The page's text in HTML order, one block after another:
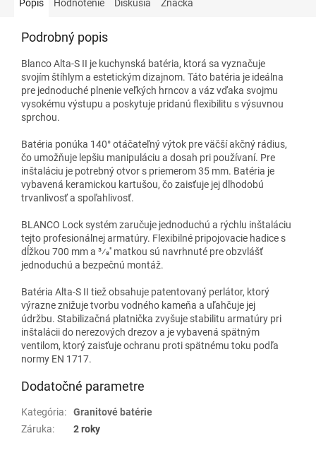
Popis Hodnotenie Diskusia Značka
Podrobný popis
BlancoAlta-S II je kuchynská batéria, ktorá sa vyznačuje
svojím štíhlym a estetickým dizajnom. Táto batéria je ideálna
pre jednoduché plnenie veľkých hrncov a váz vďaka svojmu
vysokému výstupu a poskytuje pridanú flexibilitu svýsuvnou
sprchou.
Batéria ponúka 140° otáčateľný výtok pre väčší akčný rádius,
čo umožňuje lepšiu manipuláciu a dosah pri používaní. Pre
inštaláciu je potrebný otvor s priemerom35 mm. Batéria je
vybavená keramickou kartušou, čo zaisťuje jej dlhodobú
trvanlivosť a spoľahlivosť.
BLANCO Lock systém zaručuje jednoduchú a rýchlu inštaláciu
tejto profesionálnej armatúry. Flexibilné pripojovacie hadice s
dĺžkou 700 mm a 3⁄8'' matkou sú navrhnuté pre obzvlášť
jednoduchú a bezpečnú montáž.
Batéria Alta-S II tiež obsahuje patentovaný perlátor, ktorý
výrazne znižuje tvorbu vodného kameňa a uľahčuje jej
údržbu. Stabilizačná platnička zvyšuje stabilitu armatúry pri
inštalácii do nerezových drezov a je vybavená spätným
ventilom, ktorý zaisťuje ochranu proti spätnému toku podľa
normy EN 1717.
Dodatočné parametre
Kategória:
Granitové batérie
Záruka: 2 roky